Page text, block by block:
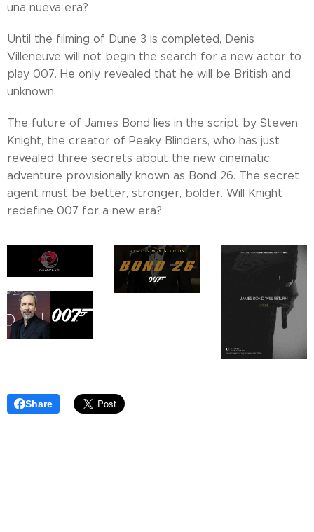
una nueva era?
Until the filming of Dune 3 is completed, Denis
Villeneuve will not begin the search for a new actor to
play 007. He only revealed that he will be British and
unknown.
The future of James Bond lies in the script by Steven
Knight, the creator of Peaky Blinders, who has just
revealed three secrets about the new cinematic
adventure provisionally known as Bond 26. The secret
agent must be better, stronger, bolder. Will Knight
redefine 007 for a new era?
Share